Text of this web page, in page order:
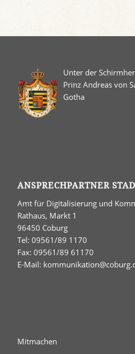
Unter der
Prinz Andreas von
Gotha
ANSPRECHPARTNER
Amt für Digitalisierung und
Rathaus, Markt 1
96450 Coburg
Tel: 09561/89 1170
Fax: 09561/89 61170
E-Mail:
Mitmachen